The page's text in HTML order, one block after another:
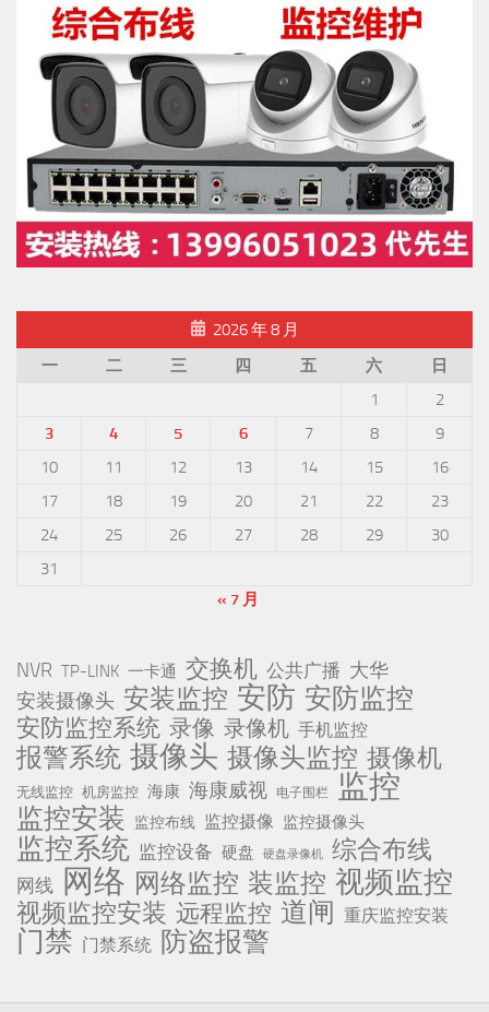
2026 年 8 月
一
二 三 四 五 六
日
1
2
3
4 5 6 7 8
9
10
11 12 13 14 15
16
17
18 19 20 21 22
23
24
25 26 27 28 29
30
31
« 7 月
NVR TP-LINK 一卡通 交换机 公共广播 大华
安装摄像头 安装监控 安防 安防监控
安防监控系统 录像 录像机 手机监控
报警系统 摄像头 摄像头监控 摄像机
无线监控 机房监控 海康 海康威视 电子围栏 监控
监控安装 监控布线 监控摄像 监控摄像头
监控系统 监控设备 硬盘 硬盘录像机 综合布线
网线 网络 网络监控 装监控 视频监控
视频监控安装 远程监控 道闸 重庆监控安装
门禁 门禁系统 防盗报警